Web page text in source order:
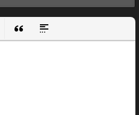
смайлик
Вставка цитаты
Вставка спойлера